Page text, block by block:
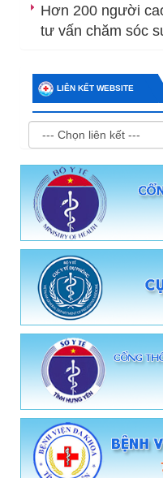
Hơn 200 người
tư vấn chăm sóc
LIÊN KẾT WEBSITE